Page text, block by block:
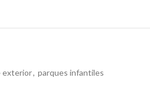
exterior, parques infantiles